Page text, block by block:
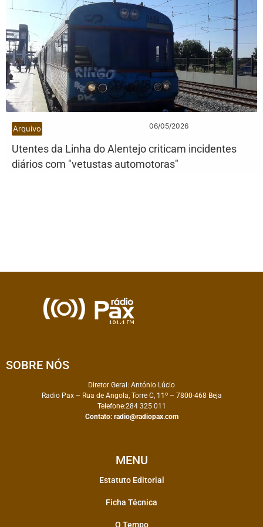
Arquivo 06/05/2026
Utentes da Linha do Alentejo criticam incidentes
diários com "vetustas automotoras"
SOBRE NÓS
Diretor Geral: António Lúcio
Radio Pax – Rua de Angola, Torre C, 11º – 7800-468 Beja
Telefone:284 325 011
Contato: radio@radiopax.com
MENU
Estatuto Editorial
Ficha Técnica
O Tempo